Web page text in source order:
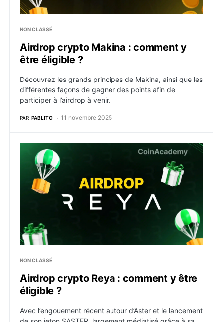
NON CLASSÉ
Airdrop crypto Makina : comment y
être éligible ?
Découvrez les grands principes de Makina, ainsi que les
différentes façons de gagner des points afin de
participer à l’airdrop à venir.
PAR PABLITO 11 novembre 2025
Airdrop crypto Reya : comment y être éligible ?
NON CLASSÉ
Airdrop crypto Reya : comment y être
éligible ?
Avec l’engouement récent autour d’Aster et le lancement